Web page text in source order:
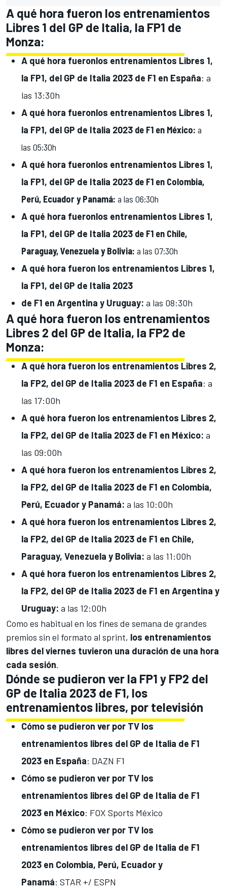
A qué hora fueron los entrenamientos
Libres 1 del GP de Italia, la FP1 de
Monza:
A qué hora fueronlos entrenamientos Libres 1,
la FP1, del GP de Italia 2023 de F1 en España: a
las 13:30h
A qué hora fueronlos entrenamientos Libres 1,
la FP1, del GP de Italia 2023 de F1 en México: a
las 05:30h
A qué hora fueronlos entrenamientos Libres 1,
la FP1, del GP de Italia 2023 de F1 en Colombia,
Perú, Ecuador y Panamá: a las 06:30h
A qué hora fueronlos entrenamientos Libres 1,
la FP1, del GP de Italia 2023 de F1 en Chile,
Paraguay,Venezuela y Bolivia: a las 07:30h
A qué hora fueron los entrenamientos Libres 1,
la FP1, del GP de Italia 2023
de F1 en Argentina y Uruguay: a las 08:30h
A qué hora fueron los entrenamientos
Libres 2 del GP de Italia, la FP2 de
Monza:
A qué hora fueron los entrenamientos Libres 2,
la FP2, del GP de Italia 2023 de F1 en España: a
las 17:00h
A qué hora fueron los entrenamientos Libres 2,
la FP2, del GP de Italia 2023 de F1 en México: a
las 09:00h
A qué hora fueron los entrenamientos Libres 2,
la FP2, del GP de Italia 2023 de F1 en Colombia,
Perú, Ecuador y Panamá: a las 10:00h
A qué hora fueron los entrenamientos Libres 2,
la FP2, del GP de Italia 2023 de F1 en Chile,
Paraguay, Venezuela y Bolivia: a las 11:00h
A qué hora fueron los entrenamientos Libres 2,
la FP2, del GP de Italia 2023 de F1 en Argentina y
Uruguay: a las 12:00h
Como es habitual en los fines de semana de grandes
premios sin el formato al sprint, los entrenamientos
libres del viernes tuvieron una duración de una hora
cada sesión.
Dónde se pudieron ver la FP1 y FP2 del
GP de Italia 2023 de F1, los
entrenamientos libres, por televisión
Cómo se pudieron ver por TV los
entrenamientos libres del GP de Italia de F1
2023 en España: DAZN F1
Cómo se pudieron ver por TV los
entrenamientos libres del GP de Italia de F1
2023 en México: FOX Sports México
Cómo se pudieron ver por TV los
entrenamientos libres del GP de Italia de F1
2023 en Colombia, Perú, Ecuador y
Panamá: STAR +/ ESPN